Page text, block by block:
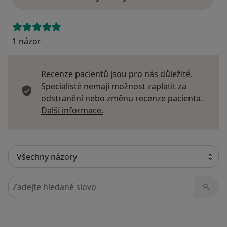
1 názor
Recenze pacientů jsou pro nás důležité.
Specialisté nemají možnost zaplatit za
odstranění nebo změnu recenze pacienta.
Další informace.
Hledejte v názorech